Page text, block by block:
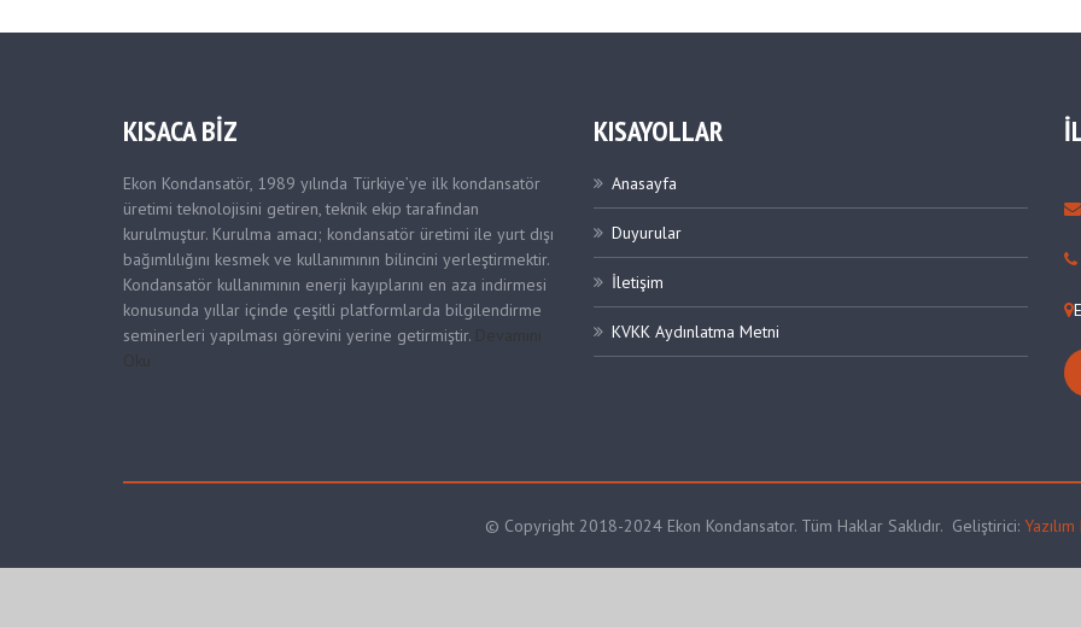
KISACA BİZ
Ekon Kondansatör, 1989 yılında Türkiye’ye ilk kondansatör
üretimi teknolojisini getiren, teknik ekip tarafından
kurulmuştur. Kurulma amacı; kondansatör üretimi ile yurt dışı
bağımlılığını kesmek ve kullanımının bilincini yerleştirmektir.
Kondansatör kullanımının enerji kayıplarını en aza indirmesi
konusunda yıllar içinde çeşitli platformlarda bilgilendirme
seminerleri yapılması görevini yerine getirmiştir. Devamını
Oku
KISAYOLLAR
Anasayfa
Duyurular
İletişim
KVKK Aydınlatma Metni
© Copyright 2018-2024 Ekon Kondansator. Tüm Haklar Saklıdır. Geliştirici: